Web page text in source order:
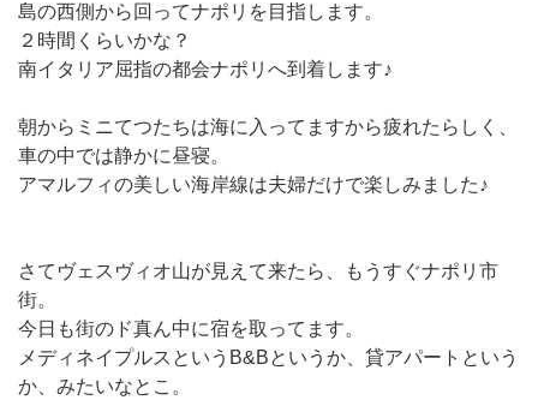
島の西側から回ってナポリを目指します。
２時間くらいかな？
南イタリア屈指の都会ナポリへ到着します♪
朝からミニてつたちは海に入ってますから疲れたらしく、
車の中では静かに昼寝。
アマルフィの美しい海岸線は夫婦だけで楽しみました♪
さてヴェスヴィオ山が見えて来たら、もうすぐナポリ市
街。
今日も街のド真ん中に宿を取ってます。
メディネイプルスというB&Bというか、貸アパートという
か、みたいなとこ。